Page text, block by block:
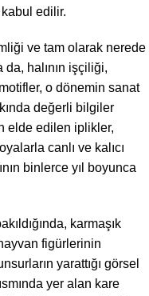
edilir.
ve tam olarak nerede
halının işçiliği,
o dönemin sanat
değerli bilgiler
elde edilen iplikler,
canlı ve kalıcı
binlerce yıl boyunca
karmaşık
figürlerinin
yarattığı görsel
yer alan kare